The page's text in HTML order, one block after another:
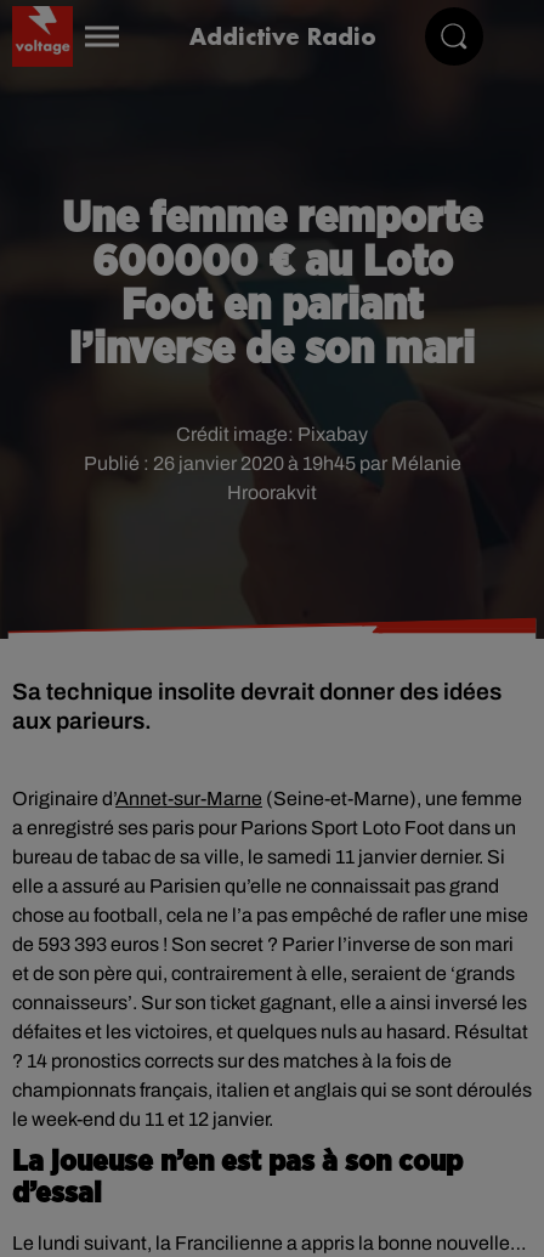
Addictive Radio
Une femme remporte
600000 € au Loto
Foot en pariant
l’inverse de son mari
Publié : 26 janvier 2020 à 19h45 par Mélanie
Hroorakvit
Crédit image: Pixabay
Sa technique insolite devrait donner des idées
aux parieurs.
Originaire d’Annet-sur-Marne (Seine-et-Marne), une femme
a enregistré ses paris pour Parions Sport Loto Foot dans un
bureau de tabac de sa ville, le samedi 11 janvier dernier. Si
elle a assuré au Parisien qu’elle ne connaissait pas grand
chose au football, cela ne l’a pas empêché de rafler une mise
de 593 393 euros ! Son secret ? Parier l’inverse de son mari
et de son père qui, contrairement à elle, seraient de ‘grands
connaisseurs’. Sur son ticket gagnant, elle a ainsi inversé les
défaites et les victoires, et quelques nuls au hasard. Résultat
? 14 pronostics corrects sur des matches à la fois de
championnats français, italien et anglais qui se sont déroulés
le week-end du 11 et 12 janvier.
La joueuse n’en est pas à son coup
d’essai
Le lundi suivant, la Francilienne a appris la bonne nouvelle…